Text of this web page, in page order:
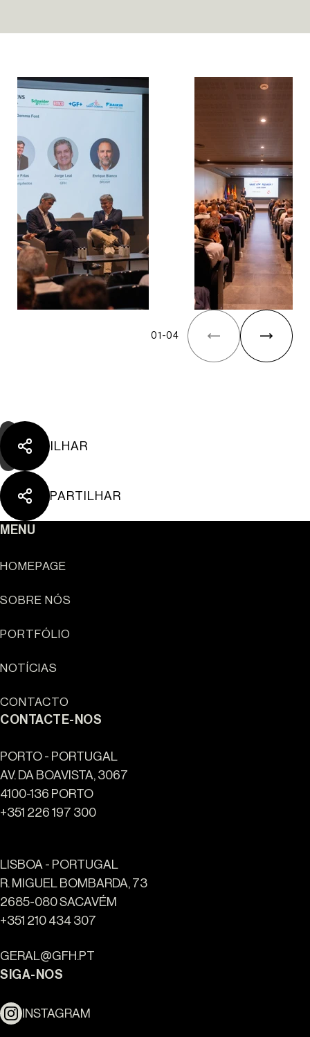
ENPT
Sun Cliffs Resort
Ouro Valley - Pontos de
01 -04
PARTILHAR
PARTILHAR
MENU
HOMEPAGE
SOBRE NÓS
PORTFÓLIO
NOTÍCIAS
CONTACTO
CONTACTE-NOS
PORTO - PORTUGAL
AV. DA BOAVISTA, 3067
4100-136 PORTO
+351 226 197 300
LISBOA - PORTUGAL
R. MIGUEL BOMBARDA, 73
2685-080 SACAVÉM
+351 210 434 307
GERAL@GFH.PT
SIGA-NOS
INSTAGRAM